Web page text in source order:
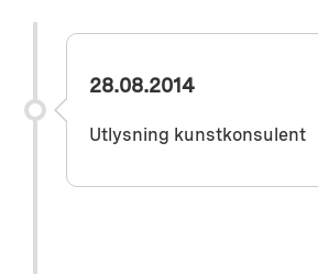
28.08.2014
Utlysning kunstkonsulent